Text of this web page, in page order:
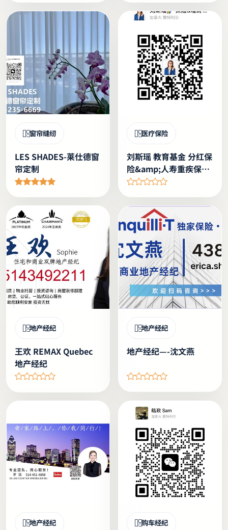
窗帘缝纫
LES SHADES-莱仕德窗
帘定制
医疗保险
刘斯瑶 教育基金 分红保
险&amp;人寿重疾保险
车房险
地产经纪
王欢 REMAX Quebec
地产经纪
地产经纪
地产经纪—-沈文燕
地产经纪 购车经纪